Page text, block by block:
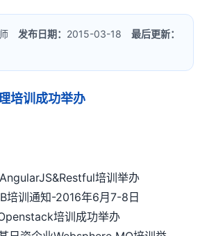
发布日期： 2015-03-18最后更新：
培训成功举办
培训举办
培训通知-2016年6月7-8日
培训成功举办